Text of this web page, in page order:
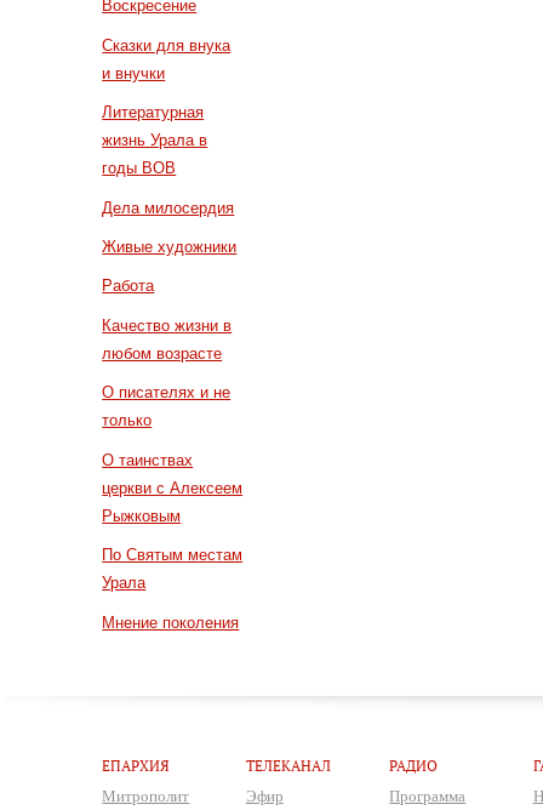
Воскресение
Сказки для внука
и внучки
Литературная
жизнь Урала в
годы ВОВ
Дела милосердия
Живые художники
Работа
Качество жизни в
любом возрасте
О писателях и не
только
О таинствах
церкви с Алексеем
Рыжковым
По Святым местам
Урала
Мнение поколения
ЕПАРХИЯ
Митрополит
ТЕЛЕКАНАЛ
Эфир
РАДИО
Программа